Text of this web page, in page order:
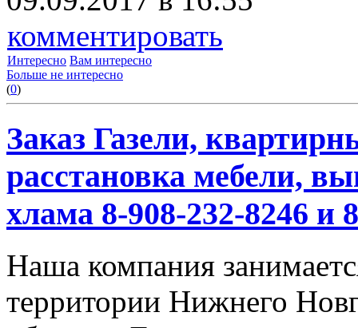
комментировать
Интересно Вам интересно
Больше не интересно
(0)
Заказ Газели,
расстановка мебели,
хлама 8-908-232-8246 и
Наша компания
территории Нижнего